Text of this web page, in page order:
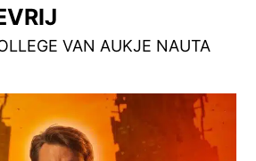
VAN AUKJE NAUTA